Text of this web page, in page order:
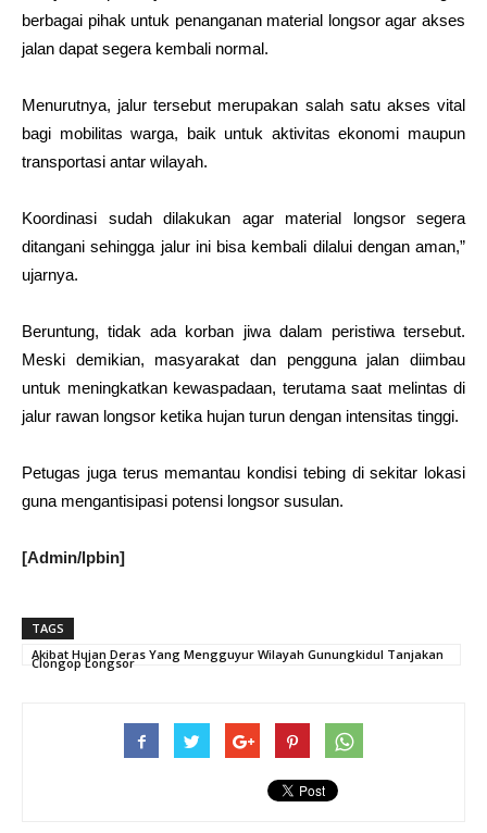
berbagai pihak untuk penanganan material longsor agar akses
jalan dapat segera kembali normal.
Menurutnya, jalur tersebut merupakan salah satu akses vital
bagi mobilitas warga, baik untuk aktivitas ekonomi maupun
transportasi antar wilayah.
Koordinasi sudah dilakukan agar material longsor segera
ditangani sehingga jalur ini bisa kembali dilalui dengan aman,”
ujarnya.
Beruntung, tidak ada korban jiwa dalam peristiwa tersebut.
Meski demikian, masyarakat dan pengguna jalan diimbau
untuk meningkatkan kewaspadaan, terutama saat melintas di
jalur rawan longsor ketika hujan turun dengan intensitas tinggi.
Petugas juga terus memantau kondisi tebing di sekitar lokasi
guna mengantisipasi potensi longsor susulan.
[Admin/lpbin]
TAGS
Akibat Hujan Deras Yang Mengguyur Wilayah Gunungkidul Tanjakan
Clongop Longsor